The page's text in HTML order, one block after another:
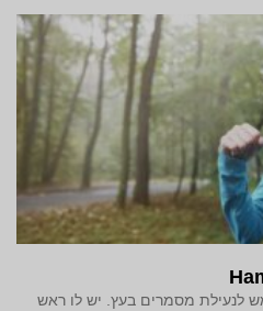
לנעילת מסמרים בעץ. יש לו ראש